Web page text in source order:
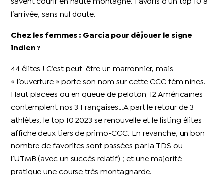
savent courir en haute montagne. Favoris d’un top 10 à
l’arrivée, sans nul doute.
Chez les femmes : Garcia pour déjouer le signe
indien ?
44 élites ! C’est peut-être un marronnier, mais
« l’ouverture » porte son nom sur cette CCC féminines.
Haut placées ou en queue de peloton, 12 Américaines
contemplent nos 3 Françaises…A part le retour de 3
athlètes, le top 10 2023 se renouvelle et le listing élites
affiche deux tiers de primo-CCC. En revanche, un bon
nombre de favorites sont passées par la TDS ou
l’UTMB (avec un succès relatif) ; et une majorité
pratique une course très montagnarde.